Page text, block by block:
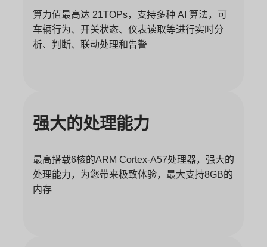
算力值最高达 21TOPs，支持多种 AI 算法，可
车辆行为、开关状态、仪表读取等进行实时分
析、判断、联动处理和告警
强大的处理能力
最高搭载6核的ARM Cortex-A57处理器，强大的
处理能力，为您带来极致体验，最大支持8GB的
内存